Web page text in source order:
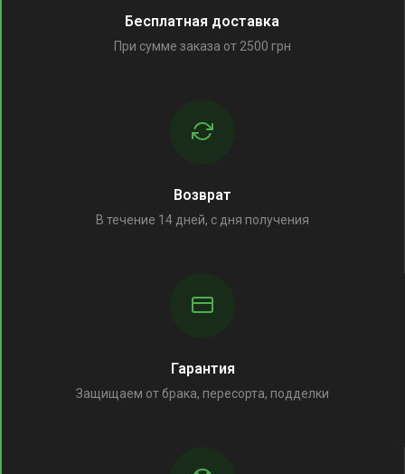
Бесплатная доставка
При сумме заказа от 2500 грн
Возврат
В течение 14 дней, с дня получения
Гарантия
Защищаем от брака, пересорта, подделки